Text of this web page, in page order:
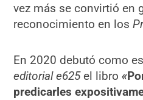
vez más se convirtió en
reconocimiento en los
En 2020 debutó como
editorial e625el libro«
predicarles